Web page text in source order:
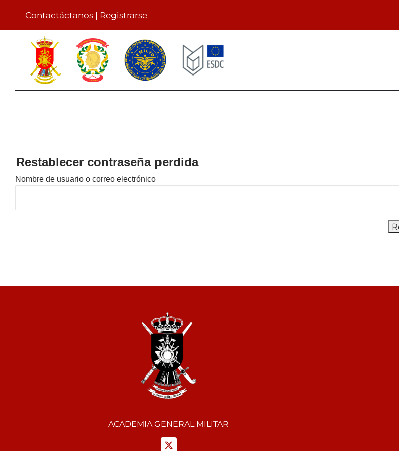
content
Contactáctanos | Registrarse
Restablecer contraseña perdida
Nombre de usuario o correo electrónico
ACADEMIA GENERAL MILITAR